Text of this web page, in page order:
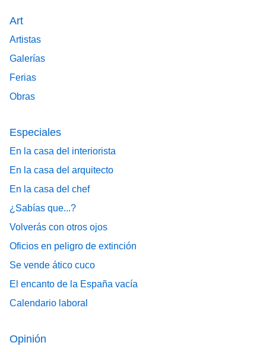
Art
Artistas
Galerías
Ferias
Obras
Especiales
En la casa del interiorista
En la casa del arquitecto
En la casa del chef
¿Sabías que...?
Volverás con otros ojos
Oficios en peligro de extinción
Se vende ático cuco
El encanto de la España vacía
Calendario laboral
Opinión